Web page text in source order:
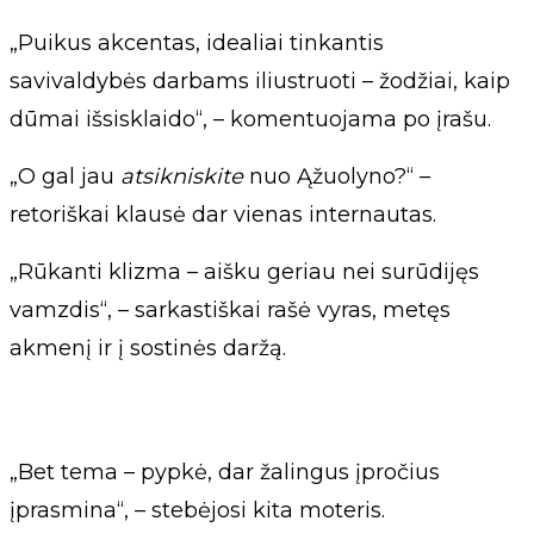
„Puikus akcentas, idealiai tinkantis
savivaldybės darbams iliustruoti – žodžiai, kaip
dūmai išsisklaido“, – komentuojama po įrašu.
„O gal jau atsikniskitenuo Ąžuolyno?“ –
retoriškai klausė dar vienas internautas.
„Rūkanti klizma – aišku geriau nei surūdijęs
vamzdis“, – sarkastiškai rašė vyras, metęs
akmenį ir į sostinės daržą.
„Bet tema – pypkė, dar žalingus įpročius
įprasmina“, – stebėjosi kita moteris.